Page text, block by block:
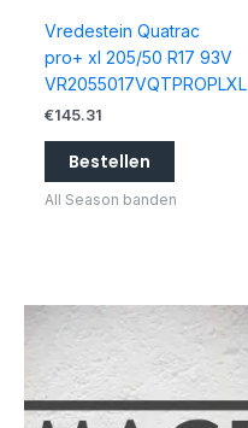
Vredestein Quatrac
pro+ xl 205/50 R17 93V
VR2055017VQTPROPLXL
€145.31
Bestellen
All Season banden